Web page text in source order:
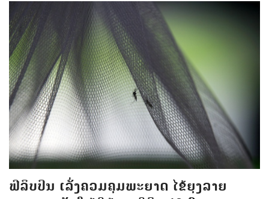
ຟີລິບປິນ ເລັ່ງຄວມຄຸມພະຍາດ ໄຂ້ຍຸງລາຍ